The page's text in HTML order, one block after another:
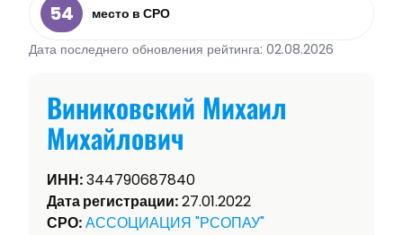
54
место в СРО
Дата последнего обновления рейтинга: 02.08.2026
Виниковский Михаил
Михайлович
ИНН:344790687840
Дата регистрации:27.01.2022
СРО:АССОЦИАЦИЯ "РСОПАУ"